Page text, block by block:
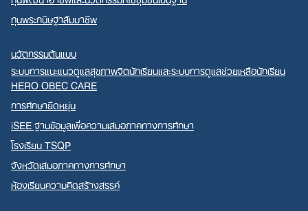
ทุนพระกนิษฐาสัมมาชีพ
นวัตกรรมต้นแบบ
ระบบการแนะแนวดูแลสุขภาพจิตนักเรียนและระบบการดูแลช่วยเหลือนักเรียน
HERO OBEC CARE
การศึกษายืดหยุ่น
iSEE ฐานข้อมูลเพื่อความเสมอภาคทางการศึกษา
โรงเรียน TSQP
จังหวัดเสมอภาคทางการศึกษา
ห้องเรียนความคิดสร้างสรรค์